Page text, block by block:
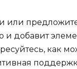
или
и добавит
как